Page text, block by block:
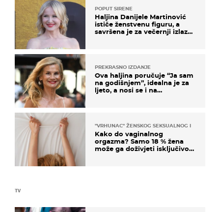
TV
POPUT SIRENE
Haljina Danijele Martinović
ističe ženstvenu figuru, a
savršena je za večernji izlazak
PREKRASNO IZDANJE
Ova haljina poručuje “Ja sam
na godišnjem”, idealna je za
ljeto, a nosi se i na
"VRHUNAC" ŽENSKOG SEKSUALNOG ISKUSTVA
Kako do vaginalnog
orgazma? Samo 18 % žena
može ga doživjeti isključivo